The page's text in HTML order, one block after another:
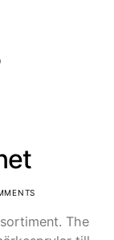
The